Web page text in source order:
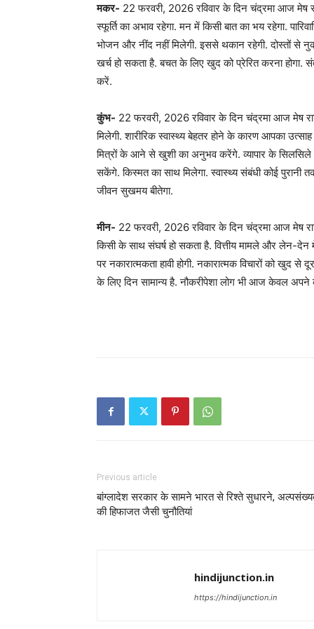
मकर- 22 फरवरी, 2026 रविवार के दिन चंद्रमा आज मेष
स्फूर्ति का अभाव रहेगा. मन में किसी बात का भय रहेगा.
भोजन और नींद नहीं मिलेगी. इससे थकान रहेगी. दोस्तों
खर्च हो सकता है. बचत के लिए खुद को प्रेरित करना होगा.
करें.
कुंभ- 22 फरवरी, 2026 रविवार के दिन चंद्रमा आज मेष
मिलेगी. शारीरिक स्वास्थ्य बेहतर होने के कारण आपका
मित्रों के आने से खुशी का अनुभव करेंगे. व्यापार के सिलसिले
सकेंगे. किस्मत का साथ मिलेगा. स्वास्थ्य संबंधी कोई
जीवन सुखमय बीतेगा.
मीन- 22 फरवरी, 2026 रविवार के दिन चंद्रमा आज मेष
किसी के साथ संघर्ष हो सकता है. वित्तीय मामले और लेन-
पर नकारात्मकता हावी होगी. नकारात्मक विचारों को खुद से
के लिए दिन सामान्य है. नौकरीपेशा लोग भी आज केवल अपने
Previous article
बांग्लादेश सरकार के सामने भारत से रिश्ते सुधारने,
की हिफाजत जैसी चुनौतियां
hindijunction.in
https://hindijunction.in